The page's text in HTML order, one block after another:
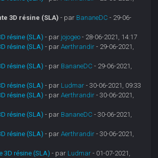
3D résine (SLA) - par BananeDC - 29-06-
résine (SLA) - par jojogeo - 28-06-2021, 14:17
résine (SLA) - parAerthrandir - 29-06-2021,
résine (SLA) - par BananeDC - 29-06-2021,
résine (SLA) - par Ludmar - 30-06-2021, 09:33
résine (SLA) - parAerthrandir - 30-06-2021,
résine (SLA) - par BananeDC - 30-06-2021,
résine (SLA) - parAerthrandir - 30-06-2021,
3D résine (SLA) - par Ludmar - 01-07-2021,